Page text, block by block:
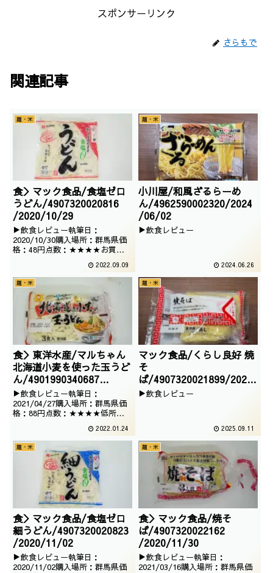
スポンサーリンク
さらもで
関連記事
麺・米
食＞マック食品/食塩ゼロ
うどん/4907320020816
/2020/10/29
▶飲食レビュー執筆日：
2020/10/30購入場所：群馬県価
格：48円点数：★★★★お買い
も作れるようですが、鍋の締めに
使う事にします。
2022.09.09
麺・米
小川屋/和風ざるらーめ
ん/4962590002320/2024
/06/02
▶飲食レビュー
2024.06.26
麺・米
食＞東洋水産/マルちゃん
北海道小麦を使った玉うど
ん/4901990340687
/2021/04/11
▶飲食レビュー執筆日：
2021/04/27購入場所：群馬県価
格：88円点数：★★★★低所得
どんを手にするだけでも一苦労で
ございます。ただ、賞味期限が近
いからか格安で売られていたので
購入したのでございます。
2022.01.24
麺・米
マック食品/くらし良好 焼
そ
ば/4907320021899/2025
/06/04
▶飲食レビュー
2025.09.11
麺・米
食＞マック食品/食塩ゼロ
細うどん/4907320020823
/2020/11/02
▶飲食レビュー執筆日：
2020/11/02購入場所：群馬県価
麺・米
食＞マック食品/焼そ
ば/4907320022162
/2020/11/30
▶飲食レビュー執筆日：
2021/03/16購入場所：群馬県価